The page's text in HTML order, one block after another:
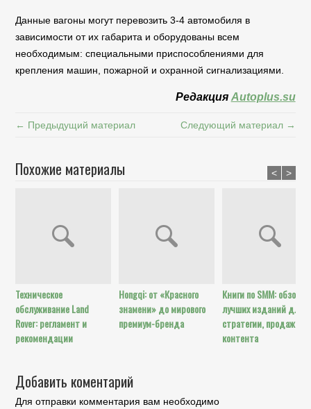
Данные вагоны могут перевозить 3-4 автомобиля в
зависимости от их габарита и оборудованы всем
необходимым: специальными приспособлениями для
крепления машин, пожарной и охранной сигнализациями.
Редакция Autoplus.su
← Предыдущий материал Следующий материал →
Похожие материалы
Техническое
обслуживание Land
Rover: регламент и
рекомендации
Hongqi: от «Красного
знамени» до мирового
премиум-бренда
Книги по SMM: обзор
лучших изданий для
стратегии, продаж и
контента
< >
Добавить коментарий
Для отправки комментария вам необходимо